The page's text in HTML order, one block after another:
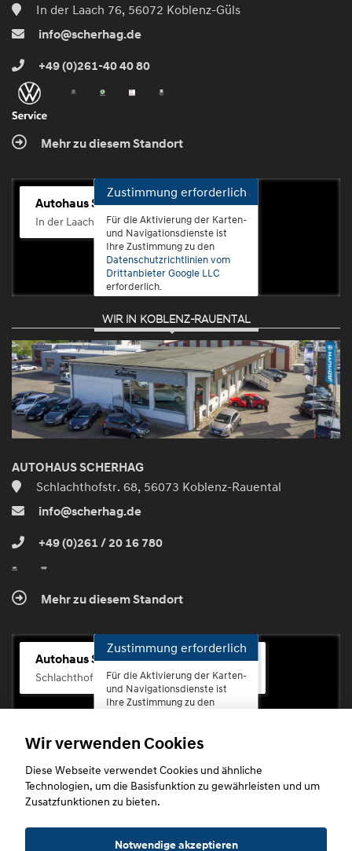
In der Laach 76, 56072 Koblenz-Güls
info@scherhag.de
+49 (0)261-40 40 80
Mehr zu diesem Standort
Autohaus Scherhag
In der Laach 76, 56072 Koblenz-Güls
Zustimmung erforderlich
Für die Aktivierung der Karten-
und Navigationsdienste ist
Ihre Zustimmung zu den
Datenschutzrichtlinien vom
Drittanbieter Google LLC
erforderlich.
Zustimmen
und
aktivieren
WIR IN KOBLENZ-RAUENTAL
AUTOHAUS SCHERHAG
Schlachthofstr. 68, 56073 Koblenz-Rauental
info@scherhag.de
+49 (0)261 / 20 16 780
Mehr zu diesem Standort
Autohaus Scherhag
Schlachthofstr. 68, 56073 Koblenz-Rauental
Zustimmung erforderlich
Für die Aktivierung der Karten-
und Navigationsdienste ist
Ihre Zustimmung zu den
erforderlich.
Zustimmen
Copyright © 2026. Autohaus Scherhag
Wir verwenden Cookies
Diese Webseite verwendet Cookies und ähnliche
Technologien, um die Basisfunktion zu gewährleisten und um
Zusatzfunktionen zu bieten.
Notwendige akzeptieren